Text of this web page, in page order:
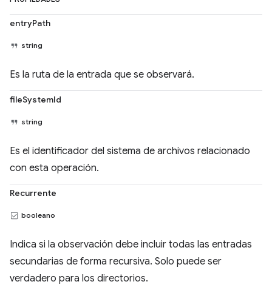
entryPath
string
Es la ruta de la entrada que se observará.
fileSystemId
string
Es el identificador del sistema de archivos relacionado
con esta operación.
Recurrente
booleano
Indica si la observación debe incluir todas las entradas
secundarias de forma recursiva. Solo puede ser
verdadero para los directorios.